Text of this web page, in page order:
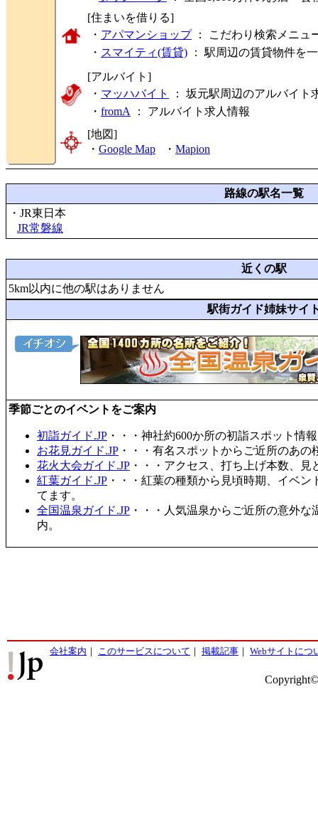
[住まいを借りる]
・ アパマンショップ： こだわり検索メニュ
・ スマイティ(賃貸) ： 駅周辺の賃貸物件を
[アルバイト]
・ マッハバイト
： 坂元駅周辺のアルバイト
・ fromA ： アルバイト求人情報
[地図]
・ Google Map ・ Mapion
路線の駅名一覧
・JR東日本
JR常磐線
近くの駅
5km以内に他の駅はありません
駅街ガイド姉妹サイ
季節ごとのイベントをご案内
初詣ガイド.JP ・・・神社約600か所の初詣スポット情
お花見ガイド.JP ・・・有名スポットからご近所のあ
花火大会ガイド.JP ・・・アクセス、打ち上げ本数、
紅葉ガイド.JP ・・・紅葉の種類から見頃時期、イベ
てます。
全国温泉ガイド.JP ・・・人気温泉からご近所の意外
内。
会社案内 ｜ このサービスについて ｜ 掲載記事 ｜ Webサイトにつ